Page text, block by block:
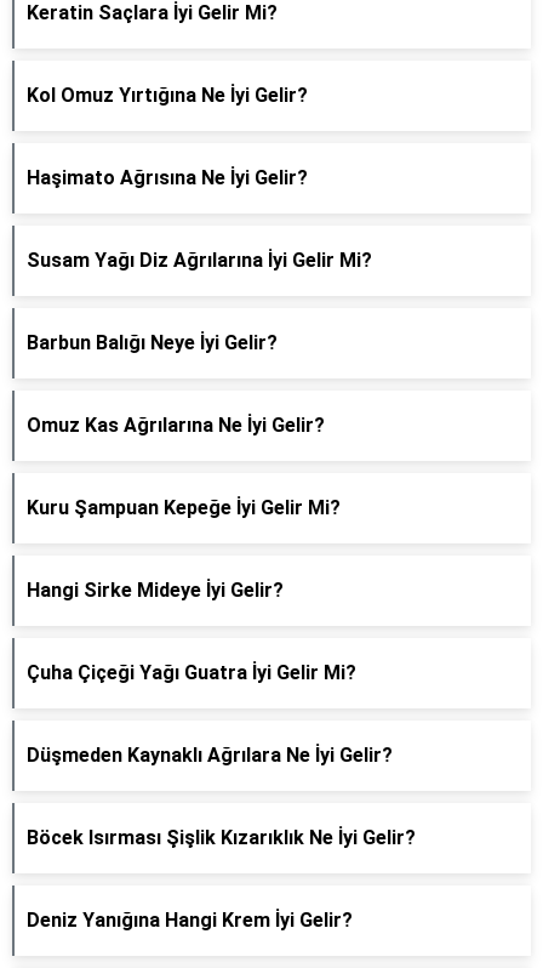
Keratin Saçlara İyi Gelir Mi?
Kol Omuz Yırtığına Ne İyi Gelir?
Haşimato Ağrısına Ne İyi Gelir?
Susam Yağı Diz Ağrılarına İyi Gelir Mi?
Barbun Balığı Neye İyi Gelir?
Omuz Kas Ağrılarına Ne İyi Gelir?
Kuru Şampuan Kepeğe İyi Gelir Mi?
Hangi Sirke Mideye İyi Gelir?
Çuha Çiçeği Yağı Guatra İyi Gelir Mi?
Düşmeden Kaynaklı Ağrılara Ne İyi Gelir?
Böcek Isırması Şişlik Kızarıklık Ne İyi Gelir?
Deniz Yanığına Hangi Krem İyi Gelir?